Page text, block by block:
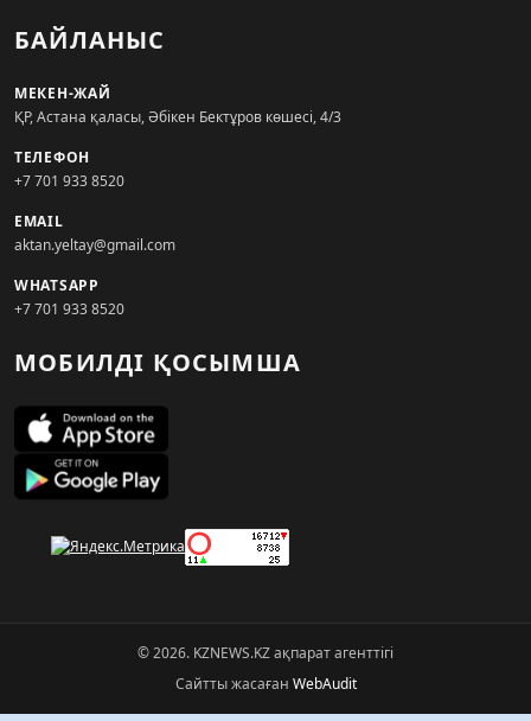
БАЙЛАНЫС
МЕКЕН-ЖАЙ
ҚР, Астана қаласы, Әбікен Бектұров көшесі, 4/3
ТЕЛЕФОН
+7 701 933 8520
EMAIL
aktan.yeltay@gmail.com
WHATSAPP
+7 701 933 8520
МОБИЛДІ ҚОСЫМША
© 2026. KZNEWS.KZ ақпарат агенттігі
Сайтты жасаған WebAudit